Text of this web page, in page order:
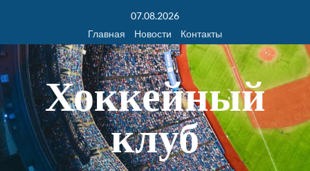
07.08.2026
Главная
Новости Контакты
Хоккейный
клуб